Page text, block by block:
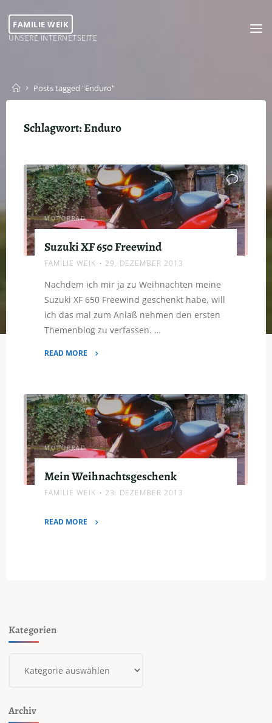
content
FAMILIE WEIK
UNSERE INTERNETSEITE
HomePosts tagged "Enduro"
Schlagwort:Enduro
MOTORRAD
Suzuki XF 650 Freewind
FAMILIE WEIK 29. DEZEMBER 2013
Nachdem ich mir ja zu Weihnachten meine
Suzuki XF 650 Freewind geschenkt habe, will
ich das mal zum Anlaß nehmen den ersten
Themenblog zu verfassen. …
READ MORE
650
Freewind"
MOTORRAD
Mein Weihnachtsgeschenk
FAMILIE WEIK 23. DEZEMBER 2013
READ MORE
Kategorien
Archiv